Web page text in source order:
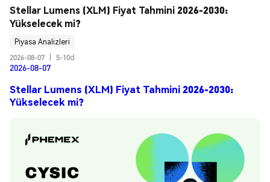
Stellar Lumens (XLM) Fiyat Tahmini 2026-2030:
Yükselecek mi?
Piyasa Analizleri
2026-08-07
5-10d
2026-08-07
Stellar Lumens (XLM) Fiyat Tahmini 2026-2030:
Yükselecek mi?